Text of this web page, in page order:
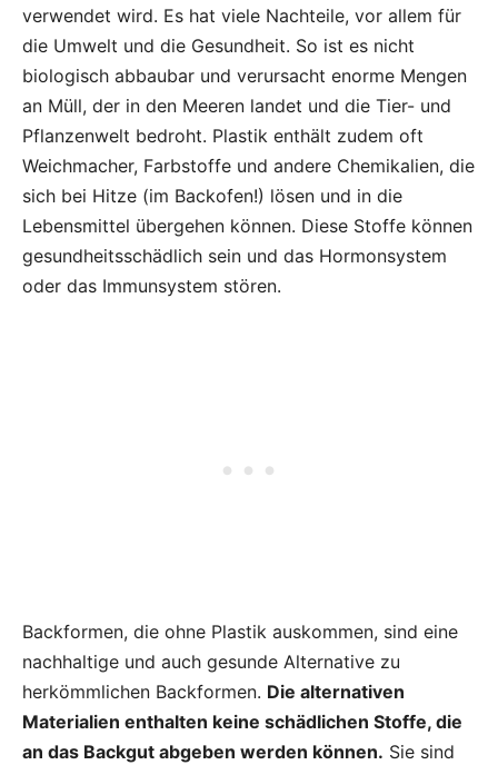
verwendet wird. Es hat viele Nachteile, vor allem für
die Umwelt und die Gesundheit. So ist es nicht
biologisch abbaubar und verursacht enorme Mengen
an Müll, der in den Meeren landet und die Tier- und
Pflanzenwelt bedroht. Plastik enthält zudem oft
Weichmacher, Farbstoffe und andere Chemikalien, die
sich bei Hitze (im Backofen!) lösen und in die
Lebensmittel übergehen können. Diese Stoffe können
gesundheitsschädlich sein und das Hormonsystem
oder das Immunsystem stören.
Backformen, die ohne Plastik auskommen, sind eine
nachhaltige und auch gesunde Alternative zu
herkömmlichen Backformen. Die alternativen
Materialien enthalten keine schädlichen Stoffe, die
an das Backgut abgeben werden können. Sie sind